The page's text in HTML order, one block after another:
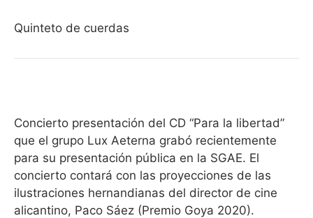
Quinteto de cuerdas
Concierto presentación del CD “Para la libertad”
que el grupo Lux Aeterna grabó recientemente
para su presentación pública en la SGAE. El
concierto contará con las proyecciones de las
ilustraciones hernandianas del director de cine
alicantino, Paco Sáez (Premio Goya 2020).